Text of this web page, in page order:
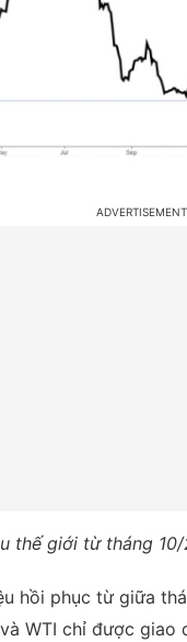
thế giới từ tháng
hồi phục từ giữa
WTI chỉ được